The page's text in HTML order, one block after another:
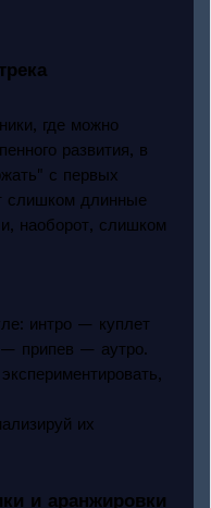
где можно
развития, в
с первых
слишком длинные
наоборот, слишком
интро — куплет
припев — аутро.
их
и аранжировки